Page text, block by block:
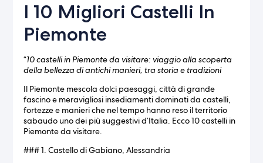
I 10 Migliori Castelli In
Piemonte
“10 castelli in Piemonte da visitare: viaggio alla scoperta
della bellezza di antichi manieri, tra storia e tradizioni
Il Piemonte mescola dolci paesaggi, città di grande
fascino e meravigliosi insediamenti dominati da castelli,
fortezze e manieri che nel tempo hanno reso il territorio
sabaudo uno dei più suggestivi d’Italia. Ecco 10 castelli in
Piemonte da visitare.
### 1. Castello di Gabiano, Alessandria